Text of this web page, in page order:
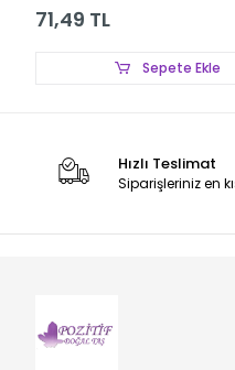
71,49 TL
Sepete Ekle
Hızlı Teslimat
Siparişleriniz en